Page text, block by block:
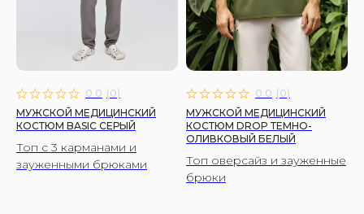
0.0 (0)
МУЖСКОЙ МЕДИЦИНСКИЙ
КОСТЮМ BASIC СЕРЫЙ
Топ с 3 карманами и
зауженными брюками
0.0 (0)
МУЖСКОЙ МЕДИЦИНСКИЙ
КОСТЮМ DROP ТЕМНО-
ОЛИВКОВЫЙ БЕЛЫЙ
Топ оверсайз и зауженные
брюки